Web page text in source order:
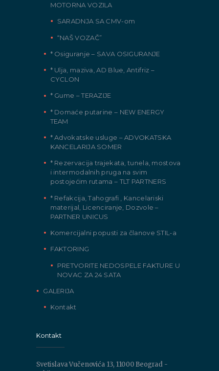
MOTORNA VOZILA
SARADNJA SA CMV-om
“NAŠ VOZAČ”
* Osiguranje – SAVA OSIGURANJE
* Ulja, maziva, AD Blue, Antifriz –
CYCLON
* Gume – TERAZIJE
* Domaće putarine – NEW ENERGY
TEAM
* Advokatske usluge – ADVOKATSKA
KANCELARIJA SOMER
* Rezervacija trajekata, tunela, mostova
i intermodalnih pruga na svim
postojećim rutama – TLT PARTNERS
* Refakcija, Tahografi , Kancelariski
materijal, Licenciranje, Dozvole –
PARTNER UNICUS
Komercijalni popusti za članove STIL-a
FAKTORING
PRETVORITE NEDOSPELE FAKTURE U
NOVAC ZA 24 SATA
GALERIJA
Kontakt
Kontakt
Svetislava Vučenovića 13, 11000 Beograd -